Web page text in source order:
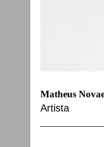
Matheus
Artista